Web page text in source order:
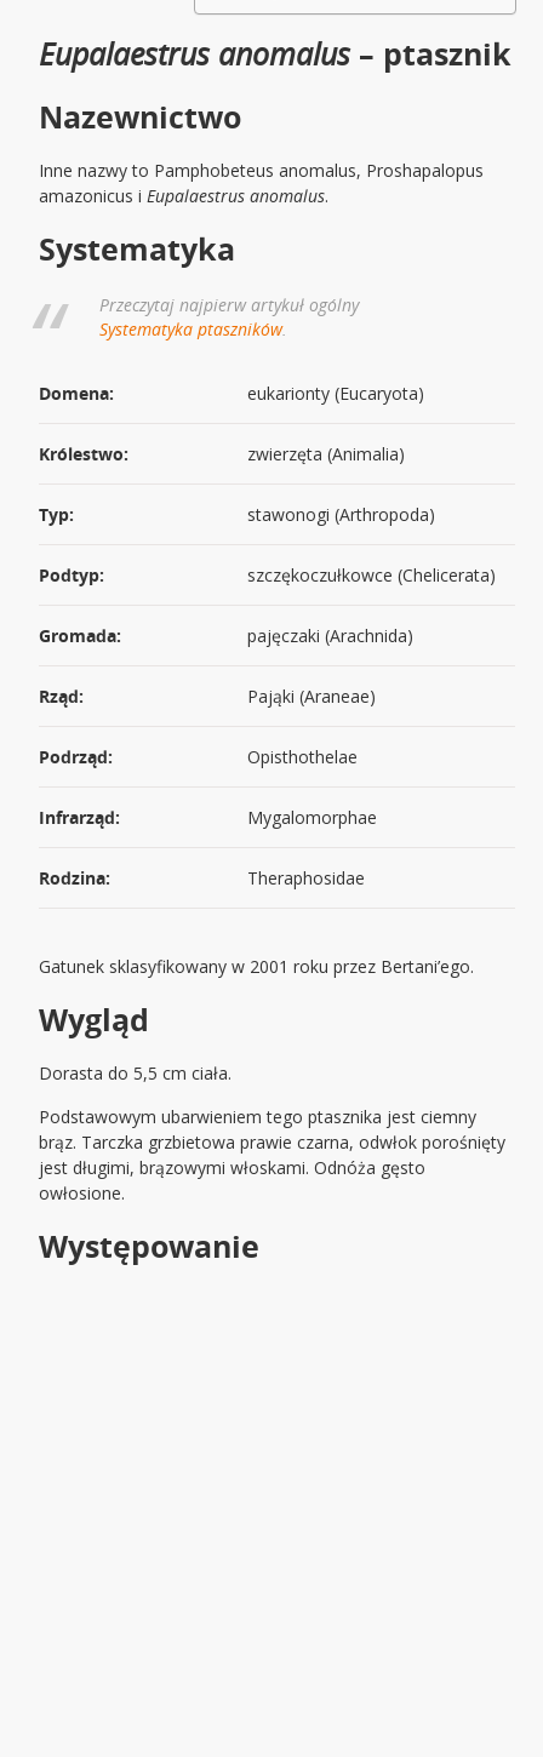
Eupalaestrus anomalus– ptasznik
Nazewnictwo
Inne nazwy to Pamphobeteus anomalus, Proshapalopus
amazonicus iEupalaestrus anomalus.
Systematyka
Przeczytaj najpierw artykuł ogólny
Systematyka ptaszników.
Domena: eukarionty (Eucaryota)
Królestwo: zwierzęta (Animalia)
Typ: stawonogi (Arthropoda)
Podtyp: szczękoczułkowce (Chelicerata)
Gromada: pajęczaki (Arachnida)
Rząd: Pająki (Araneae)
Podrząd: Opisthothelae
Infrarząd: Mygalomorphae
Rodzina: Theraphosidae
Gatunek sklasyfikowany w 2001 roku przez Bertani’ego.
Wygląd
Dorasta do 5,5 cm ciała.
Podstawowym ubarwieniem tego ptasznika jest ciemny
brąz. Tarczka grzbietowa prawie czarna, odwłok porośnięty
jest długimi, brązowymi włoskami. Odnóża gęsto
owłosione.
Występowanie